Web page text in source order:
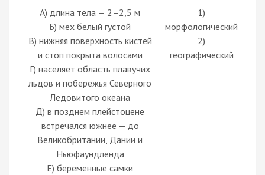
А) длина тела — 2–2,5 м
Б) мех белый густой
В) нижняя поверхность кистей
и стоп покрыта волосами
Г) населяет область плавучих
льдов и побережья Северного
Ледовитого океана
Д) в позднем плейстоцене
встречался южнее — до
Великобритании, Дании и
Ньюфаундленда
Е) беременные самки
1)
морфологический
2)
географический